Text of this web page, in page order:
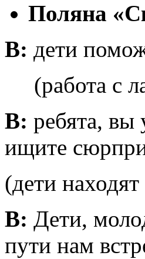
Поляна
В: дети
(работа с
В: ребята, вы
ищите
(дети
В: Дети,
пути нам